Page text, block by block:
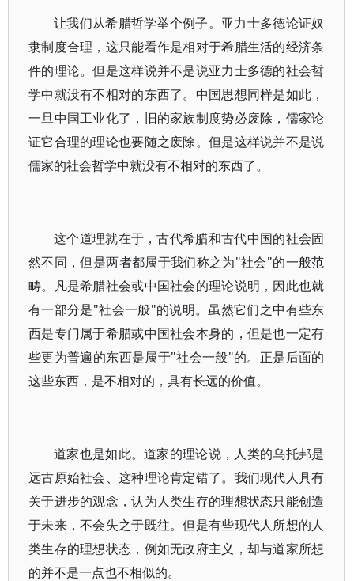
让我们从希腊哲学举个例子。亚力士多德论证奴
隶制度合理，这只能看作是相对于希腊生活的经济条
件的理论。但是这样说并不是说亚力士多德的社会哲
学中就没有不相对的东西了。中国思想同样是如此，
一旦中国工业化了，旧的家族制度势必废除，儒家论
证它合理的理论也要随之废除。但是这样说并不是说
儒家的社会哲学中就没有不相对的东西了。
这个道理就在于，古代希腊和古代中国的社会固
然不同，但是两者都属于我们称之为"社会"的一般范
畴。凡是希腊社会或中国社会的理论说明，因此也就
有一部分是"社会一般"的说明。虽然它们之中有些东
西是专门属于希腊或中国社会本身的，但是也一定有
些更为普遍的东西是属于"社会一般"的。正是后面的
这些东西，是不相对的，具有长远的价值。
道家也是如此。道家的理论说，人类的乌托邦是
远古原始社会、这种理论肯定错了。我们现代人具有
关于进步的观念，认为人类生存的理想状态只能创造
于未来，不会失之于既往。但是有些现代人所想的人
类生存的理想状态，例如无政府主义，却与道家所想
的并不是一点也不相似的。